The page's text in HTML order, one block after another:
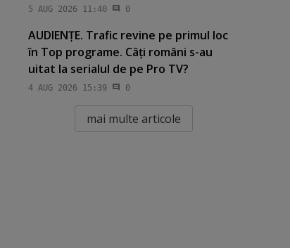
5 AUG 2026 11:40 0
AUDIENŢE. Trafic revine pe primul loc
în Top programe. Câţi români s-au
uitat la serialul de pe Pro TV?
4 AUG 2026 15:39 0
mai multe articole